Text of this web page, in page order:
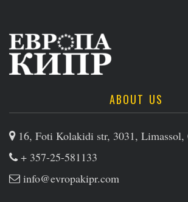
ABOUT US
16, Foti Kolakidi str, 3031, Limassol,
+ 357-25-581133
info@evropakipr.com